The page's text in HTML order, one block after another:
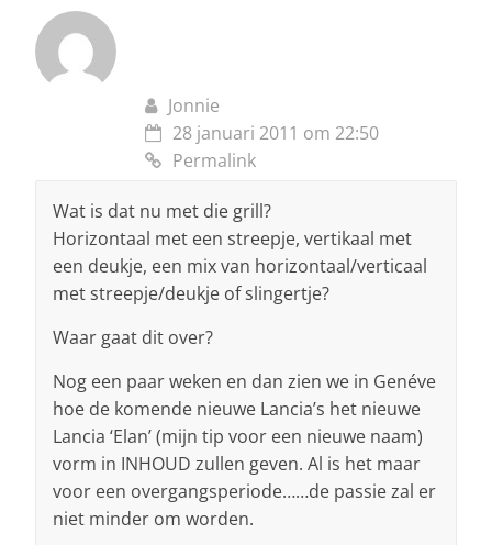
Jonnie
28 januari 2011 om 22:50
Permalink
Wat is dat nu met die grill?
Horizontaal met een streepje, vertikaal met
een deukje, een mix van horizontaal/verticaal
met streepje/deukje of slingertje?
Waar gaat dit over?
Nog een paar weken en dan zien we in Genéve
hoe de komende nieuwe Lancia’s het nieuwe
Lancia ‘Elan’ (mijn tip voor een nieuwe naam)
vorm in INHOUD zullen geven. Al is het maar
voor een overgangsperiode……de passie zal er
niet minder om worden.